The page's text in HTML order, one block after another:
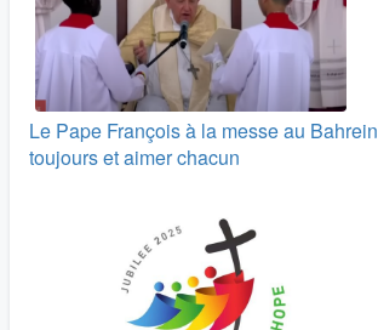
Le Pape François à la messe au
toujours et aimer chacun